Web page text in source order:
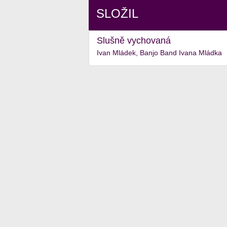
SLOŽIL
Slušně vychovaná
Ivan Mládek, Banjo Band Ivana Mládka